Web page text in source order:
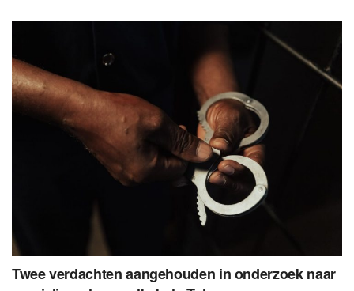
Twee verdachten aangehouden in onderzoek naar